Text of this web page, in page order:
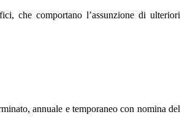
che comportano l’assunzione di ulteriori
annuale e temporaneo con nomina del